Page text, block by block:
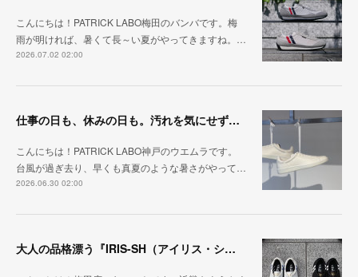
こんにちは！PATRICK LABO梅田のバンバです。梅
雨が明ければ、暑くて長～い夏がやってきますね。…
2026.07.02 02:00
仕事の日も、休みの日も。汚れを気にせず毎日履ける『PUNCH-WP_WHT』
こんにちは！PATRICK LABO神戸のウエムラです。
台風が過ぎ去り、早くも真夏のような暑さがやって…
2026.06.30 02:00
大人の品格漂う『IRIS-SH（アイリス・シープ）』